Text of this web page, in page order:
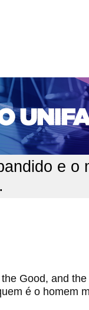
CADASTRO
100 WEBMAIL
e o
Good, and
é o homem